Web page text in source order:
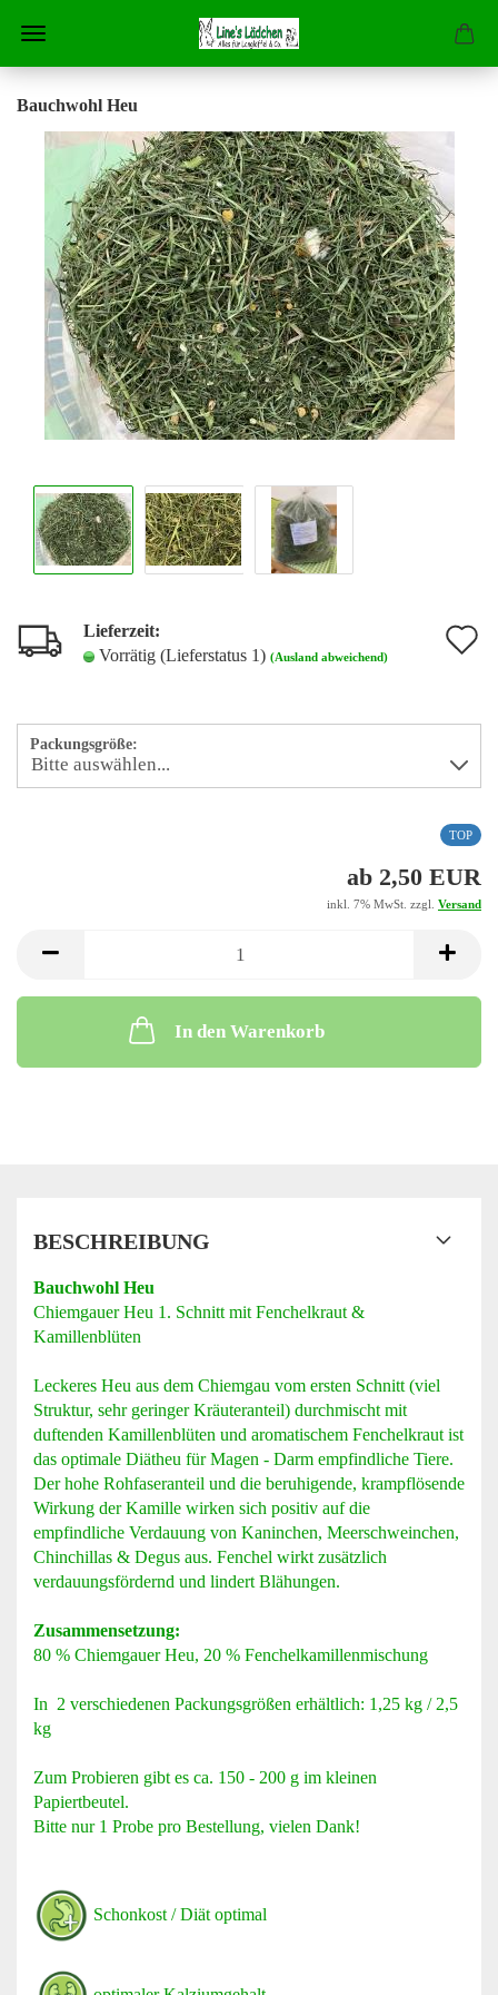
Bauchwohl Heu
Lieferzeit:
Vorrätig (Lieferstatus 1) (Ausland abweichend)
Packungsgröße:
TOP
ab 2,50 EUR
inkl. 7% MwSt. zzgl. Versand
In den Warenkorb
BESCHREIBUNG
Bauchwohl Heu
Chiemgauer Heu 1. Schnitt mit Fenchelkraut &
Kamillenblüten
Leckeres Heu aus dem Chiemgau vom ersten Schnitt (viel
Struktur, sehr geringer Kräuteranteil) durchmischt mit
duftenden Kamillenblüten und aromatischem Fenchelkraut ist
das optimale Diätheu für Magen - Darm empfindliche Tiere.
Der hohe Rohfaseranteil und die beruhigende, krampflösende
Wirkung der Kamille wirken sich positiv auf die
empfindliche Verdauung von Kaninchen, Meerschweinchen,
Chinchillas & Degus aus. Fenchel wirkt zusätzlich
verdauungsfördernd und lindert Blähungen.
Zusammensetzung:
80 % Chiemgauer Heu, 20 % Fenchelkamillenmischung
In 2 verschiedenen Packungsgrößen erhältlich: 1,25 kg / 2,5
kg
Zum Probieren gibt es ca. 150 - 200 g im kleinen
Papiertbeutel.
Bitte nur 1 Probe pro Bestellung, vielen Dank!
Schonkost / Diät optimal